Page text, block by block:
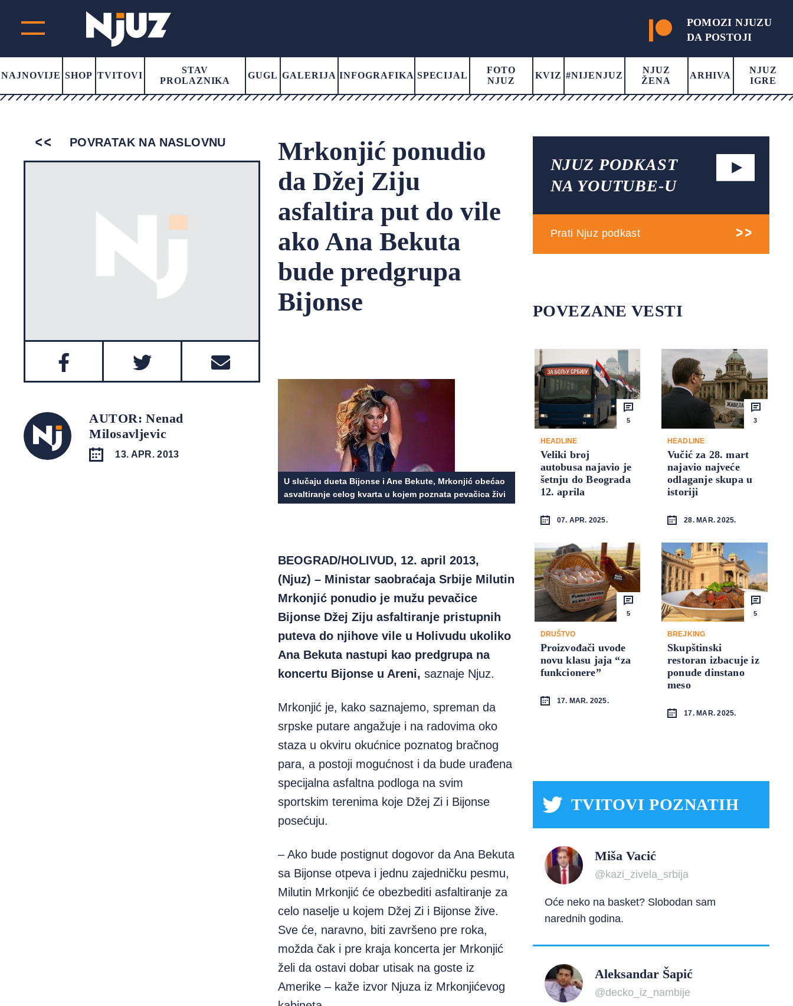
POMOZI NJUZU
DA POSTOJI
NAJNOVIJE SHOP TVITOVI
STAV
PROLAZNIKA
GUGL GALERIJA INFOGRAFIKA SPECIJAL
FOTO
NJUZ
KVIZ #NIJENJUZ
NJUZ
ŽENA
ARHIVA
NJUZ
IGRE
POVRATAK NA NASLOVNU
AUTOR: Nenad
Milosavljevic
13. APR. 2013
Mrkonjić ponudio
da Džej Ziju
asfaltira put do vile
ako Ana Bekuta
bude predgrupa
Bijonse
U slučaju dueta Bijonse i Ane Bekute, Mrkonjić obećao
asvaltiranje celog kvarta u kojem poznata pevačica živi
BEOGRAD/HOLIVUD, 12. april 2013,
(Njuz) – Ministar saobraćaja Srbije Milutin
Mrkonjić ponudio je mužu pevačice
Bijonse Džej Ziju asfaltiranje pristupnih
puteva do njihove vile u Holivudu ukoliko
Ana Bekuta nastupi kao predgrupa na
koncertu Bijonse u Areni, saznaje Njuz.
Mrkonjić je, kako saznajemo, spreman da
srpske putare angažuje i na radovima oko
staza u okviru okućnice poznatog bračnog
para, a postoji mogućnost i da bude urađena
specijalna asfaltna podloga na svim
sportskim terenima koje Džej Zi i Bijonse
posećuju.
– Ako bude postignut dogovor da Ana Bekuta
sa Bijonse otpeva i jednu zajedničku pesmu,
Milutin Mrkonjić će obezbediti asfaltiranje za
celo naselje u kojem Džej Zi i Bijonse žive.
Sve će, naravno, biti završeno pre roka,
možda čak i pre kraja koncerta jer Mrkonjić
želi da ostavi dobar utisak na goste iz
Amerike – kaže izvor Njuza iz Mrkonjićevog
NJUZ PODKAST
NA YOUTUBE-U
Prati Njuz podkast
POVEZANE VESTI
5
HEADLINE
Veliki broj
autobusa najavio je
šetnju do Beograda
12. aprila
07. APR. 2025.
3
HEADLINE
Vučić za 28. mart
najavio najveće
odlaganje skupa u
istoriji
28. MAR. 2025.
5
DRUŠTVO
Proizvođači uvode
novu klasu jaja “za
funkcionere”
17. MAR. 2025.
5
BREJKING
Skupštinski
restoran izbacuje iz
ponude dinstano
meso
17. MAR. 2025.
TVITOVI POZNATIH
Miša Vacić
@kazi_zivela_srbija
Oće neko na basket? Slobodan sam
narednih godina.
Aleksandar Šapić
@decko_iz_nambije